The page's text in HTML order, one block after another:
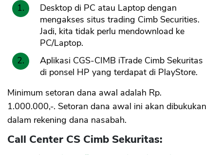
Desktop di PC atau Laptop dengan
mengakses situs trading Cimb Securities.
Jadi, kita tidak perlu mendownload ke
PC/Laptop.
Aplikasi CGS-CIMB iTrade Cimb Sekuritas
di ponsel HP yang terdapat di PlayStore.
Minimum setoran dana awal adalah Rp.
1.000.000,-. Setoran dana awal ini akan dibukukan
dalam rekening dana nasabah.
Call Center CS Cimb Sekuritas: